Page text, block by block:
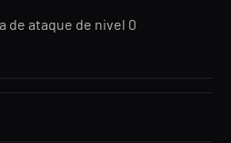
de ataque de nivel 0